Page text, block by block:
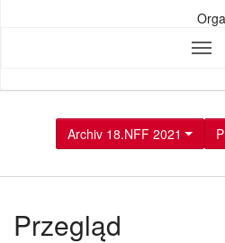
Archiv 18.NFF 2021
Przegląd